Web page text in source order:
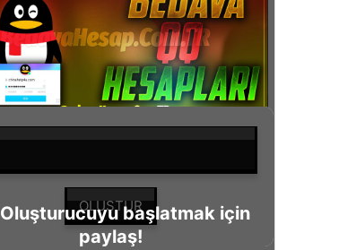
OLUŞTUR
Oluşturucuyu başlatmak için
paylaş!